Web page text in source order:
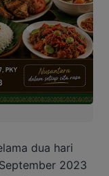
dua hari
2023